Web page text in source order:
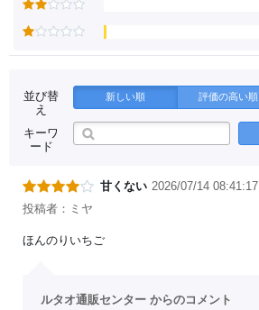
並び替
え
新しい順 評価の高い順
キーワ
ード
甘くない 2026/07/14 08:41:17
投稿者：ミヤ
ほんのりいちご
ルタオ通販センター からのコメント